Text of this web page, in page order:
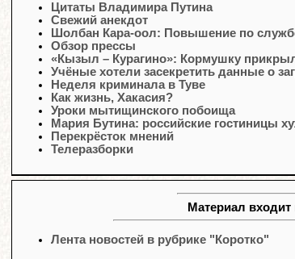
Цитаты Владимира Путина
Свежий анекдот
Шолбан Кара-оол: Повышение по
Обзор прессы
«Кызыл – Курагино»: Кормушку
Учёные хотели засекретить данные о
Неделя криминала в Туве
Как жизнь, Хакасия?
Уроки мытищинского побоища
Мария Бутина: российские гостиницы
Перекрёсток мнений
Телеразборки
Материал входит
Лента новостей в рубрике "Коротко"